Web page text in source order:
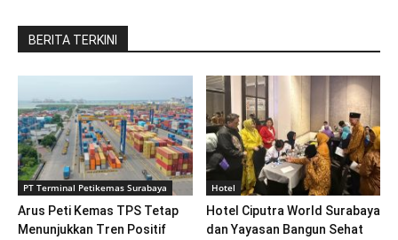
BERITA TERKINI
PT Terminal Petikemas Surabaya
Arus Peti Kemas TPS Tetap
Menunjukkan Tren Positif
Hotel
Hotel Ciputra World Surabaya
dan Yayasan Bangun Sehat